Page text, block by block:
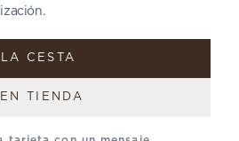
CESTA
TIENDA